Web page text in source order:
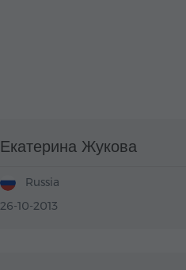
Екатерина Жукова
Russia
26-10-2013